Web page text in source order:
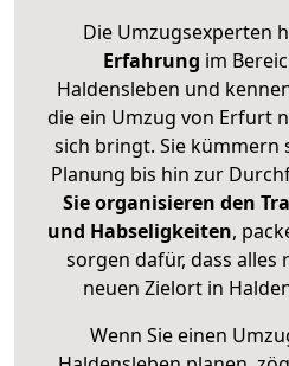
Die Umzugsexperten
Erfahrung im
Haldensleben und
die ein Umzug von Erfurt
sich bringt. Sie kümmern
Planung bis hin zur
Sie organisieren den
und Habseligkeiten,
sorgen dafür, dass
neuen Zielort in
Wenn Sie einen